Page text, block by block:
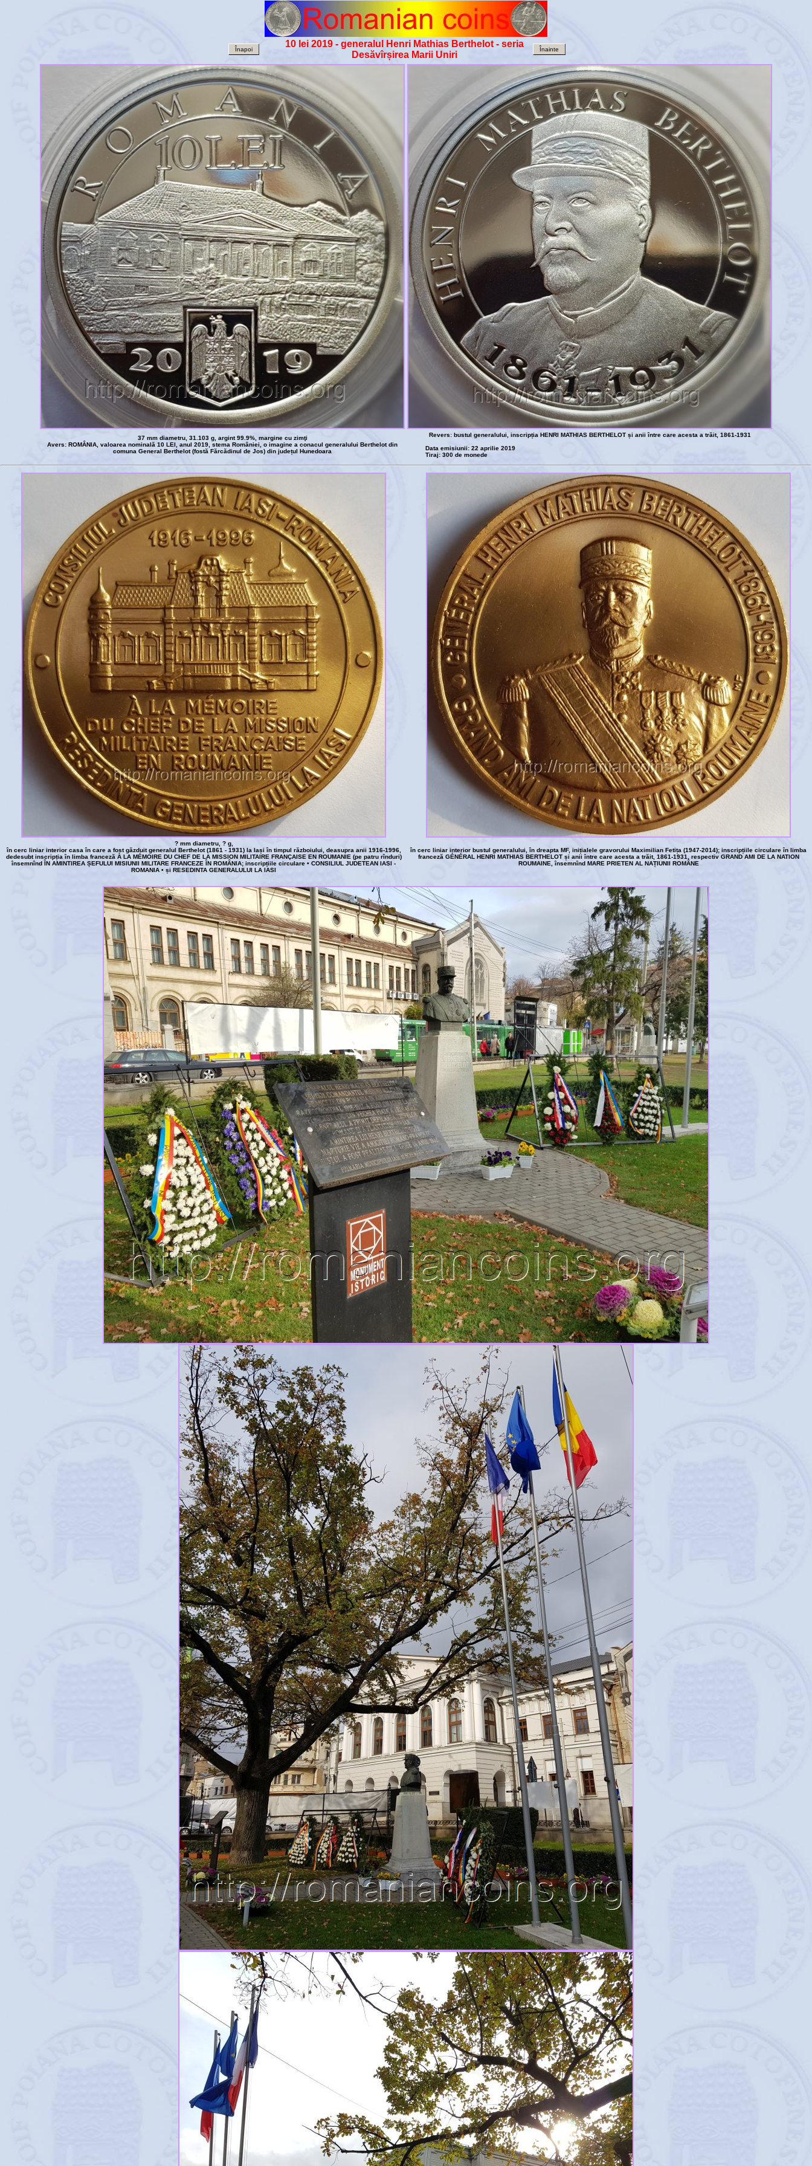
Înapoi
10 lei 2019 - generalul Henri Mathias Berthelot - seria
Desăvîrșirea Marii Uniri
Înainte
37 mm diametru, 31.103 g, argint 99.9%, margine cu zimţi
Avers: ROMÂNIA, valoarea nominală 10 LEI, anul 2019, stema României, o imagine a conacul generalului Berthelot din
comuna General Berthelot (fostă Fărcădinul de Jos) din județul Hunedoara
Revers: bustul generalului, inscripția HENRI MATHIAS BERTHELOT și anii între care acesta a trăit, 1861-1931
Data emisiunii: 22 aprilie 2019
Tiraj: 300 de monede
? mm diametru, ? g,
în cerc liniar interior casa în care a fost găzduit generalul Berthelot (1861 - 1931) la Iași în timpul războiului, deasupra anii 1916-1996,
dedesubt inscripția în limba franceză À LA MÉMOIRE DU CHEF DE LA MISSION MILITAIRE FRANÇAISE EN ROUMANIE (pe patru rînduri)
însemnînd ÎN AMINTIREA ȘEFULUI MISIUNII MILITARE FRANCEZE ÎN ROMÂNIA; inscripțiile circulare • CONSILIUL JUDETEAN IASI -
ROMANIA • și RESEDINTA GENERALULUI LA IASI
în cerc liniar interior bustul generalului, în dreapta MF, inițialele gravorului Maximilian Fetița (1947-2014); inscripțiile circulare în limba
franceză GÉNÉRAL HENRI MATHIAS BERTHELOT și anii între care acesta a trăit, 1861-1931, respectiv GRAND AMI DE LA NATION
ROUMAINE, însemnînd MARE PRIETEN AL NAȚIUNII ROMÂNE